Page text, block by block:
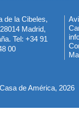
de la Cibeles,
Madrid,
Tel: +34 91
00
de América, 2026